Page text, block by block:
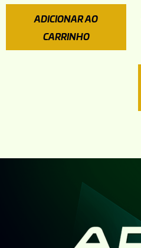
ADICIONAR AO
CARRINHO